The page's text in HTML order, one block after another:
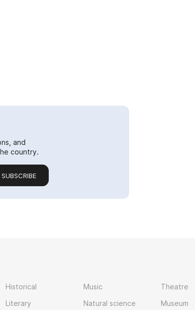
and
country.
SUBSCRIBE
Historical
Literary
Music
Natural science
Theatre
Museum